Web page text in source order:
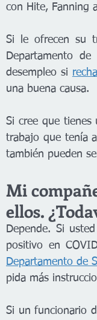
con Hite, Fanning
Si le ofrecen su
Departamento
desempleo si
una buena causa.
Si cree que
trabajo que tenía
también pueden
Mi
ellos.
Depende. Si
Departamento de
pida más
Si un funcionario